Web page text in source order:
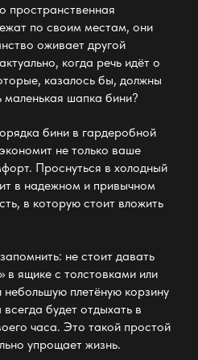
пространственная
по своим местам, они
оживает другой
когда речь идёт о
казалось бы, должны
маленькая шапка бини?
бини в гардеробной
не только ваше
. Проснуться в холодный
в надежном и привычном
в которую стоит вложить
не стоит давать
в ящике с толстовками или
небольшую плетёную корзину
будет отдыхать в
часа. Это такой простой
упрощает жизнь.